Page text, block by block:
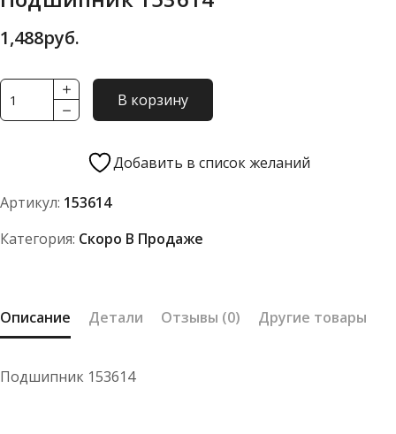
1,488руб.
Количество
товара
В корзину
Добавить в список желаний
Артикул: 153614
Категория: Скоро В Продаже
Описание Детали Отзывы (0) Другие товары
Подшипник 153614